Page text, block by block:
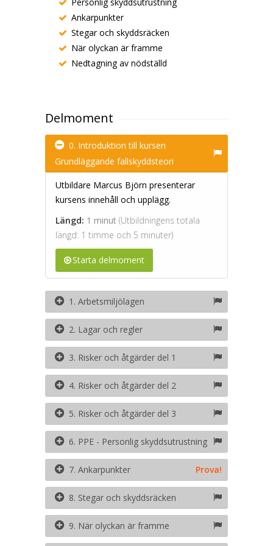
Ankarpunkter
Stegar och skyddsräcken
När olyckan är framme
Nedtagning av nödställd
Delmoment
0. Introduktion till kursen
Grundläggande fallskyddsteori
Utbildare Marcus Björn presenterar
kursens innehåll och upplägg.
Längd: 1 minut (Utbildningens totala
längd: 1 timme och 5 minuter)
Starta delmoment
1. Arbetsmiljölagen
2. Lagar och regler
3. Risker och åtgärder del 1
4. Risker och åtgärder del 2
5. Risker och åtgärder del 3
6. PPE - Personlig skyddsutrustning
7. Ankarpunkter Prova!
8. Stegar och skyddsräcken
9. När olyckan är framme